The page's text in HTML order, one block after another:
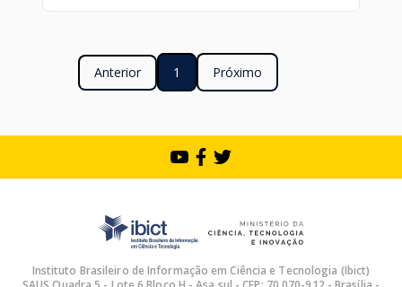
Anterior 1 Próximo
Instituto Brasileiro de Informação em Ciência e Tecnologia (Ibict)